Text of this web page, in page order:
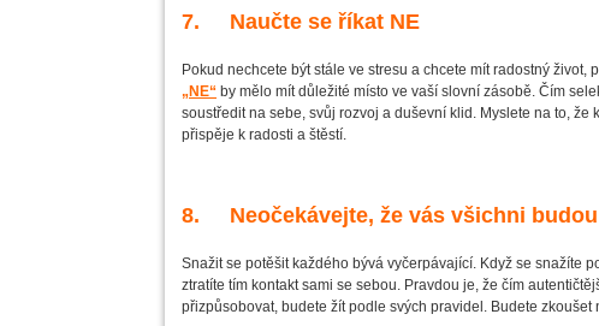
7. Naučte se říkat NE
Pokud nechcete být stále ve stresu a chcete mít radostný
„NE“ by mělo mít důležité místo ve vaší slovní zásobě. Čím
soustředit na sebe, svůj rozvoj a duševní klid. Myslete na to, že
přispěje k radosti a štěstí.
8. Neočekávejte, že vás všichni
Snažit se potěšit každého bývá vyčerpávající. Když se snažíte
ztratíte tím kontakt sami se sebou. Pravdou je, že čím
přizpůsobovat, budete žít podle svých pravidel. Budete